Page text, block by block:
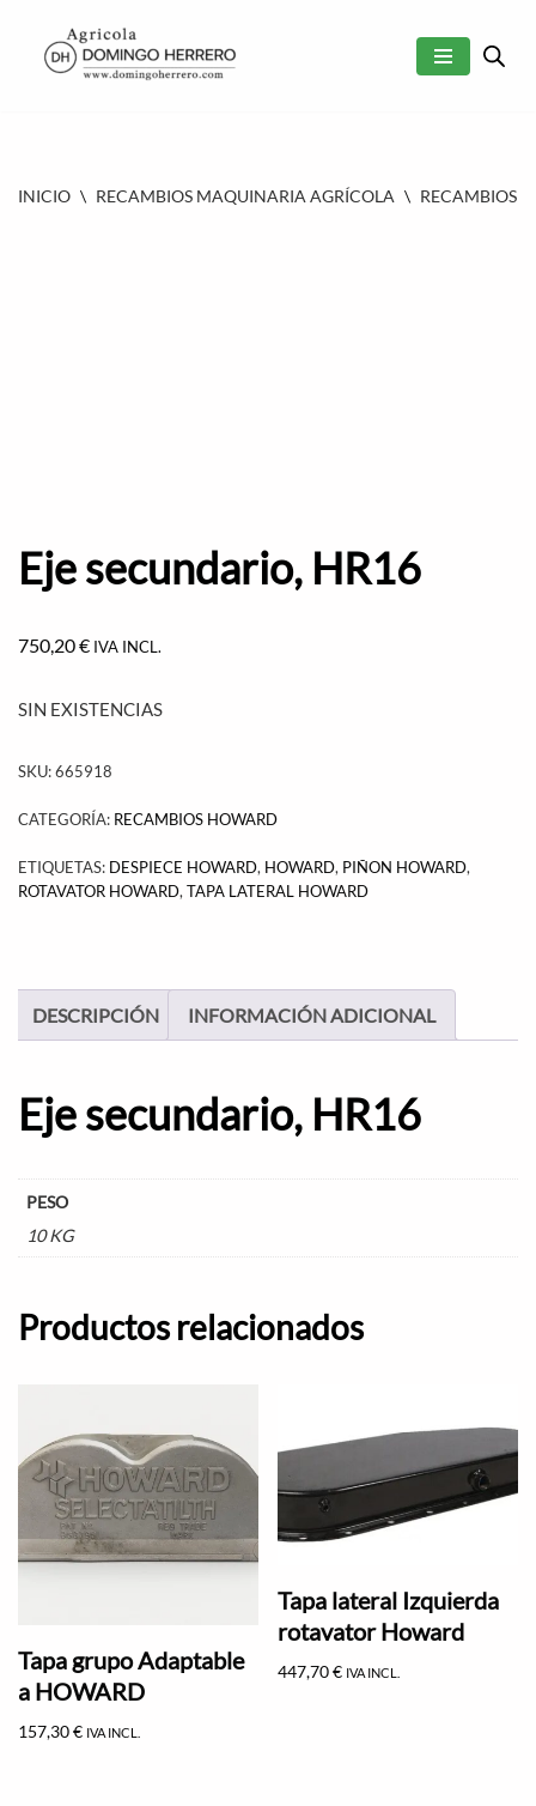
SALTAR
INICIO \ RECAMBIOS MAQUINARIA AGRÍCOLA \ RECAMBIOS
Eje secundario, HR16
750,20€ IVA INCL.
SIN EXISTENCIAS
SKU:665918
CATEGORÍA: RECAMBIOS HOWARD
ETIQUETAS: DESPIECE HOWARD, HOWARD, PIÑON HOWARD,
ROTAVATOR HOWARD,TAPA LATERAL HOWARD
DESCRIPCIÓN INFORMACIÓN ADICIONAL
Eje secundario, HR16
PESO
10 KG
Productos relacionados
Tapa grupo Adaptable
a HOWARD
157,30€ IVA INCL.
Tapa lateral Izquierda
rotavator Howard
447,70€ IVA INCL.